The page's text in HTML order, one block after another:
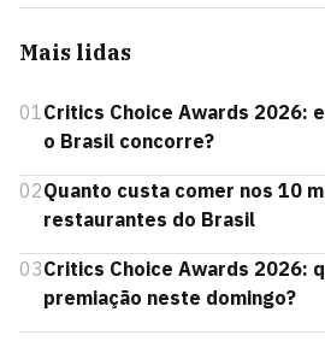
Mais lidas
01Critics Choice Awards 2026:
o Brasil concorre?
02Quanto custa comer nos 10
restaurantes do Brasil
03Critics Choice Awards 2026:
premiação neste domingo?